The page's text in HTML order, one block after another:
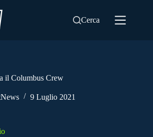
Cerca
il Columbus Crew
9 Luglio 2021